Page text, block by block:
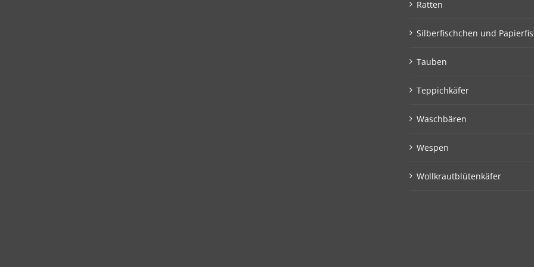
Ratten
Silberfischchen und
Tauben
Teppichkäfer
Waschbären
Wespen
Wollkrautblütenkäfer